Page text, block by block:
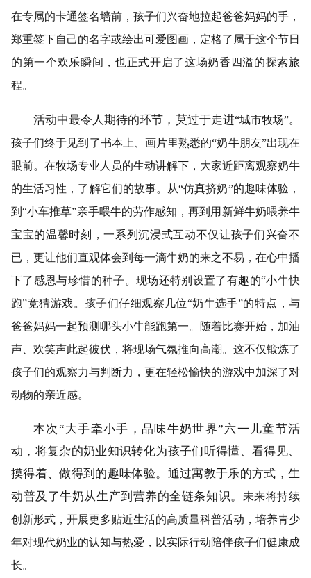
在专属的卡通签名墙前，孩子们兴奋地拉起爸爸妈妈的手，
郑重签下自己的名字或绘出可爱图画，定格了属于这个节日
的第一个欢乐瞬间，也正式开启了这场奶香四溢的探索旅
程。
活动中最令人期待的环节，莫过于走进“城市牧场”。
孩子们终于见到了书本上、画片里熟悉的“奶牛朋友”出现在
眼前。在牧场专业人员的生动讲解下，大家近距离观察奶牛
的生活习性，了解它们的故事。从“仿真挤奶”的趣味体验，
到“小车推草”亲手喂牛的劳作感知，再到用新鲜牛奶喂养牛
宝宝的温馨时刻，一系列沉浸式互动不仅让孩子们兴奋不
已，更让他们直观体会到每一滴牛奶的来之不易，在心中播
下了感恩与珍惜的种子。现场还特别设置了有趣的“小牛快
跑”竞猜游戏。孩子们仔细观察几位“奶牛选手”的特点，与
爸爸妈妈一起预测哪头小牛能跑第一。随着比赛开始，加油
声、欢笑声此起彼伏，将现场气氛推向高潮。这不仅锻炼了
孩子们的观察力与判断力，更在轻松愉快的游戏中加深了对
动物的亲近感。
本次“大手牵小手，品味牛奶世界”六一儿童节活
动，将复杂的奶业知识转化为孩子们听得懂、看得见、
摸得着、做得到的趣味体验。通过寓教于乐的方式，生
动普及了牛奶从生产到营养的全链条知识。
未来将持续
创新形式，开展更多贴近生活的高质量科普活动，培养青少
年对现代奶业的认知与热爱，以实际行动陪伴孩子们健康成
长。